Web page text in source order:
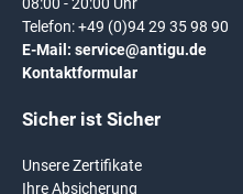
08:00 - 20:00 Uhr
Telefon:+49 (0)94 29 35 98 90
E-Mail: service@antigu.de
Kontaktformular
Sicher ist Sicher
Unsere Zertifikate
Ihre Absicherung